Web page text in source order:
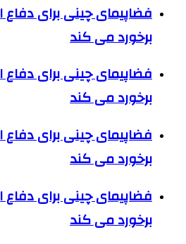
فضاپیمای چینی برای دفاع
برخورد می کند
فضاپیمای چینی برای دفاع
برخورد می کند
فضاپیمای چینی برای دفاع
برخورد می کند
فضاپیمای چینی برای دفاع
برخورد می کند